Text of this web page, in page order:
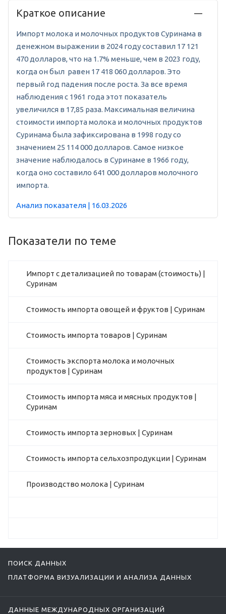
Краткое описание
Импорт молока и молочных продуктов Суринама в
денежном выражении в 2024 году составил 17 121
470 долларов, что на 1.7% меньше, чем в 2023 году,
когда он был равен 17 418 060 долларов. Это
первый год падения после роста. За все время
наблюдения с 1961 года этот показатель
увеличился в 17,85 раза. Максимальная величина
стоимости импорта молока и молочных продуктов
Суринама была зафиксирована в 1998 году со
значением 25 114 000 долларов. Самое низкое
значение наблюдалось в Суринаме в 1966 году,
когда оно составило 641 000 долларов молочного
импорта.
Анализ показателя | 16.03.2026
Показатели по теме
Импорт с детализацией по товарам (стоимость) |
Суринам
Стоимость импорта овощей и фруктов | Суринам
Стоимость импорта товаров | Суринам
Стоимость экспорта молока и молочных
продуктов | Суринам
Стоимость импорта мяса и мясных продуктов |
Суринам
Стоимость импорта зерновых | Суринам
Стоимость импорта сельхозпродукции | Суринам
Производство молока | Суринам
ПОИСК ДАННЫХ
ПЛАТФОРМА ВИЗУАЛИЗАЦИИ И АНАЛИЗА ДАННЫХ
ДАННЫЕ МЕЖДУНАРОДНЫХ ОРГАНИЗАЦИЙ